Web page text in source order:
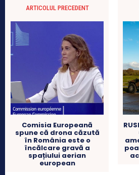
ARTICOLUL PRECEDENT
Comisia Europeană
spune că drona căzută
în România este o
încălcare gravă a
spațiului aerian
european